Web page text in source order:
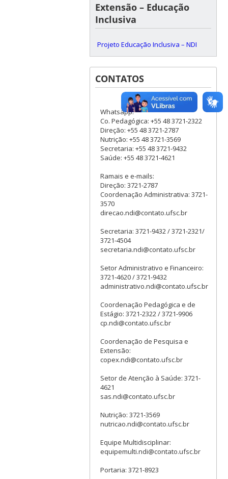
Extensão – Educação
Inclusiva
Projeto Educação Inclusiva – NDI
CONTATOS
Whatsapp:
Co. Pedagógica: +55 48 3721-2322
Direção: +55 48 3721-2787
Nutrição: +55 48 3721-3569
Secretaria: +55 48 3721-9432
Saúde: +55 48 3721-4621
Ramais e e-mails:
Direção: 3721-2787
Coordenação Administrativa: 3721-
3570
direcao.ndi@contato.ufsc.br
Secretaria: 3721-9432 / 3721-2321/
3721-4504
secretaria.ndi@contato.ufsc.br
Setor Administrativo e Financeiro:
3721-4620 / 3721-9432
administrativo.ndi@contato.ufsc.br
Coordenação Pedagógica e de
Estágio: 3721-2322 / 3721-9906
cp.ndi@contato.ufsc.br
Coordenação de Pesquisa e
Extensão:
copex.ndi@contato.ufsc.br
Setor de Atenção à Saúde: 3721-
4621
sas.ndi@contato.ufsc.br
Nutrição: 3721-3569
nutricao.ndi@contato.ufsc.br
Equipe Multidisciplinar:
equipemulti.ndi@contato.ufsc.br
Portaria: 3721-8923